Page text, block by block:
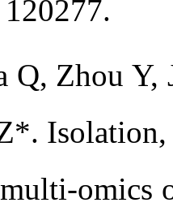
Zhou Y,
omics